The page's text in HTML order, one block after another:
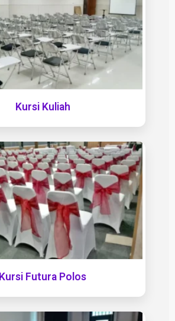
Kursi Kuliah
Kursi Futura Polos